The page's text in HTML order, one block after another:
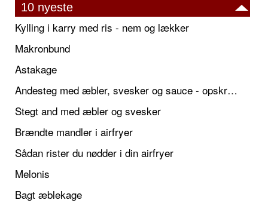
10 nyeste
Kylling i karry med ris - nem og lækker
Makronbund
Astakage
Andesteg med æbler, svesker og sauce - opskrift også til jul
Stegt and med æbler og svesker
Brændte mandler i airfryer
Sådan rister du nødder i din airfryer
Melonis
Bagt æblekage